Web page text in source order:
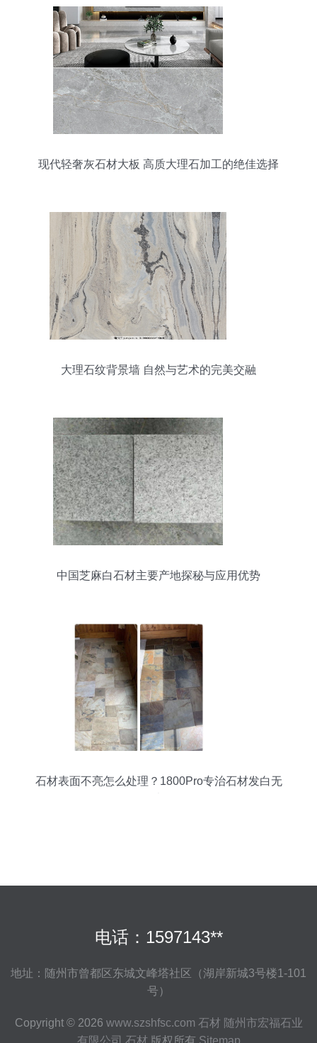
现代轻奢灰石材大板 高质大理石加工的绝佳选择
大理石纹背景墙 自然与艺术的完美交融
中国芝麻白石材主要产地探秘与应用优势
石材表面不亮怎么处理？1800Pro专治石材发白无
电话：1597143**
地址：随州市曾都区东城文峰塔社区（湖岸新城3号楼1-101
号）
Copyright © 2026 www.szshfsc.com 石材 随州市宏福石业
有限公司 石材版权所有 Sitemap